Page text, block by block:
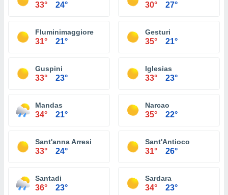
33° 24° 30° 27°
Fluminimaggiore
31° 21°
Gesturi
35° 21°
Guspini
33° 23°
Iglesias
33° 23°
Mandas
34° 21°
Narcao
35° 22°
Sant'anna Arresi
33° 24°
Sant'Antioco
31° 26°
Santadi
36° 23°
Sardara
34° 23°